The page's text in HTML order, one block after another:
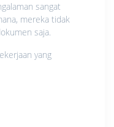
sangat
mereka tidak
saja.
yang